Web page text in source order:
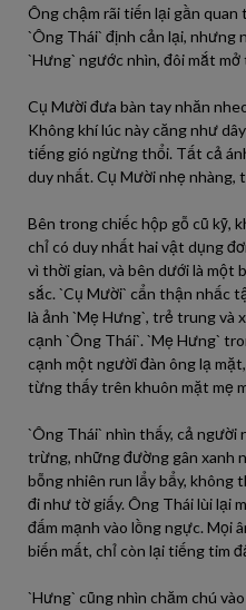
Ông chậm rãi tiến lại gần quan
`Ông Thái` định cản lại, nhưng
`Hưng` ngước nhìn, đôi mắt mở
Cụ Mười đưa bàn tay nhăn
Không khí lúc này căng như
tiếng gió ngừng thổi. Tất cả
duy nhất. Cụ Mười nhẹ nhàng,
Bên trong chiếc hộp gỗ cũ kỹ,
chỉ có duy nhất hai vật dụng
vì thời gian, và bên dưới là một
sắc. `Cụ Mười` cẩn thận nhấc
là ảnh `Mẹ Hưng`, trẻ trung và
cạnh `Ông Thái`. `Mẹ Hưng`
cạnh một người đàn ông lạ
từng thấy trên khuôn mặt mẹ
`Ông Thái` nhìn thấy, cả
trừng, những đường gân xanh
bỗng nhiên run lẩy bẩy, không
đi như tờ giấy. Ông Thái lùi lại
đấm mạnh vào lồng ngực. Mọi
biến mất, chỉ còn lại tiếng tim
`Hưng` cũng nhìn chăm chú